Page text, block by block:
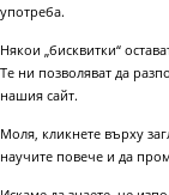
употреба.
Някои „бисквитки“
Те ни позволяват да
нашия сайт.
Моля, кликнете върху
научите повече и да